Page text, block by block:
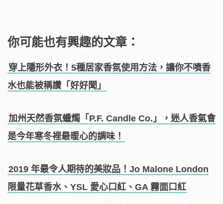
你可能也有興趣的文章：
穿上隱形外衣！5種居家香氛使用方法，讓你不噴香
水也能被稱讚「好好聞」
加州天然香氛蠟燭「P.F. Candle Co.」，迷人香氣會
是今年寒冬裡最暖心的調味！
2019 年最令人期待的美妝品！Jo Malone London
限量花草香水、YSL 愛心口紅、GA 霧面口紅